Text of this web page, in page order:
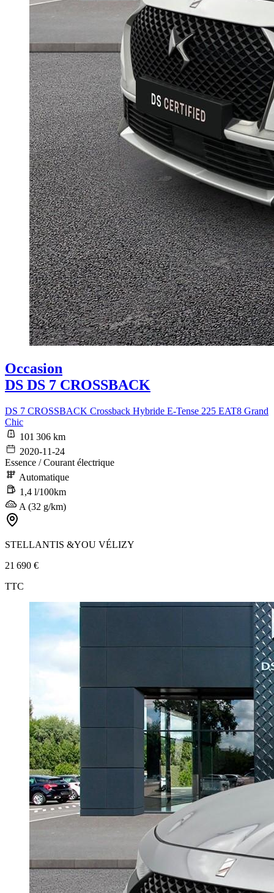
Occasion
DS DS 7 CROSSBACK
DS 7 CROSSBACK Crossback Hybride E-Tense 225 EAT8 Grand
Chic
101 306 km
2020-11-24
Essence / Courant électrique
Automatique
1,4 l/100km
A (32 g/km)
STELLANTIS &YOU VÉLIZY
21 690 €
TTC